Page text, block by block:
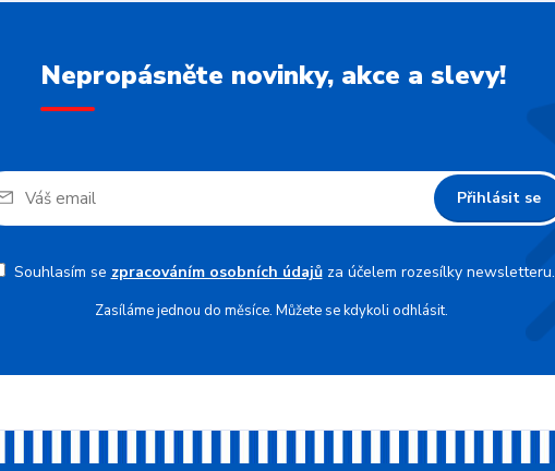
Nepropásněte novinky, akce a slevy!
Přihlásit se
Souhlasím se zpracováním osobních údajůza účelem rozesílky newsletteru.
Zasíláme jednou do měsíce. Můžete se kdykoli odhlásit.